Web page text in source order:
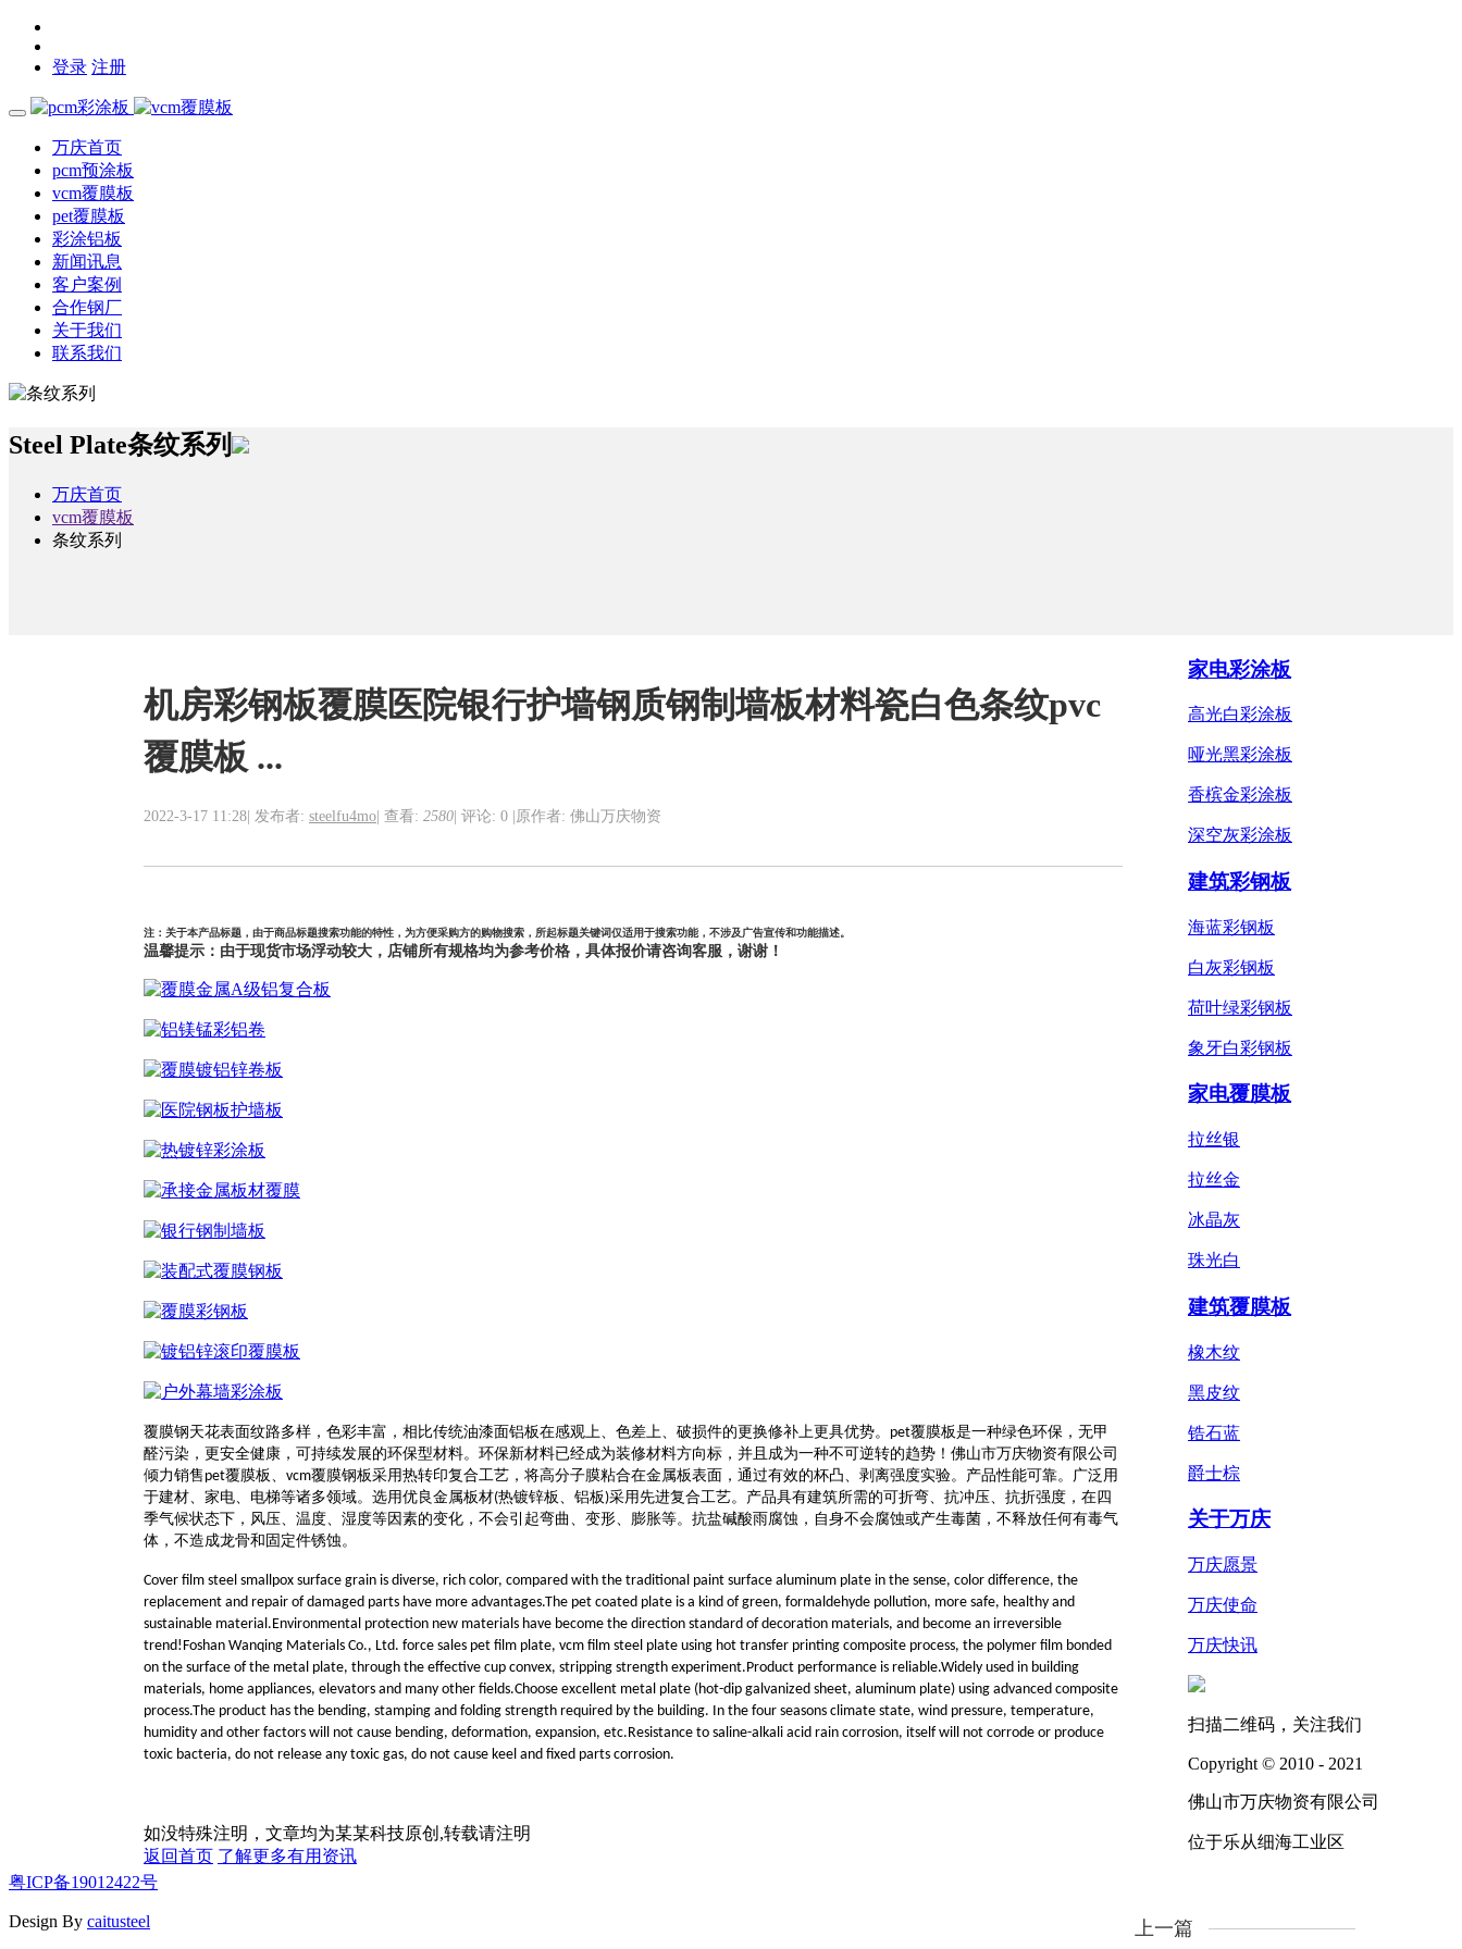
登录 注册
万庆首页
pcm预涂板
vcm覆膜板
pet覆膜板
彩涂铝板
新闻讯息
客户案例
合作钢厂
关于我们
联系我们
Steel Plate条纹系列
万庆首页
vcm覆膜板
条纹系列
机房彩钢板覆膜医院银行护墙钢质钢制墙板材料瓷白色条纹pvc
覆膜板 ...
2022-3-17 11:28 发布者: steelfu4mo 查看: 2580 评论: 0 原作者: 佛山万庆物资
注：关于本产品标题，由于商品标题搜索功能的特性，为方便采购方的购物搜索，所起标题关键词仅适用于搜索功能，不涉及广告宣传和功能描述。
温馨提示：由于现货市场浮动较大，店铺所有规格均为参考价格，具体报价请咨询客服，谢谢！
覆膜钢天花表面纹路多样，色彩丰富，相比传统油漆面铝板在感观上、色差上、破损件的更换修补上更具优势。 pet覆膜板是一种绿色环保，无甲
醛污染，更安全健康，可持续发展的环保型材料。环保新材料已经成为装修材料方向标，并且成为一种不可逆转的趋势！ 佛山市万庆物资有限公司
倾力销售pet覆膜板 vcm覆膜钢板采用热转印复合工艺，将高分子膜粘合在金属板表面，通过有效的杯凸、剥离强度实验。产品性能可靠。广泛用
于建材、家电、电梯等诸多领域。选用优良金属板材(热镀锌板、铝板 )采用先进复合工艺。产品具有建筑所需的可折弯、抗冲压、抗折强度，在四
季气候状态下，风压、温度、湿度等因素的变化，不会引起弯曲、变形、膨胀等。抗盐碱酸雨腐蚀，自身不会腐蚀或产生毒菌，不释放任何有毒气
体，不造成龙骨和固定件锈蚀 。
Cover film steel smallpox surface grain is diverse, rich color, compared with the traditional paint surface aluminum plate in the sense, color difference, the
replacement and repair of damaged parts have more advantages.The pet coated plate is a kind of green, formaldehyde pollution, more safe, healthy and
sustainable material.Environmental protection new materials have become the direction standard of decoration materials, and become an irreversible
trend!Foshan Wanqing Materials Co., Ltd. force sales pet film plate, vcm film steel plate using hot transfer printing composite process, the polymer film bonded
on the surface of the metal plate, through the effective cup convex, stripping strength experiment.Product performance is reliable.Widely used in building
materials, home appliances, elevators and many other fields.Choose excellent metal plate (hot-dip galvanized sheet, aluminum plate) using advanced composite
process.The product has the bending, stamping and folding strength required by the building. In the four seasons climate state, wind pressure, temperature,
humidity and other factors will not cause bending, deformation, expansion, etc.Resistance to saline-alkali acid rain corrosion, itself will not corrode or produce
toxic bacteria, do not release any toxic gas, do not cause keel and fixed parts corrosion.
如没特殊注明，文章均为某某科技原创,转载请注明
返回首页 了解更多有用资讯
上一篇
家电彩涂板
高光白彩涂板
哑光黑彩涂板
香槟金彩涂板
深空灰彩涂板
建筑彩钢板
海蓝彩钢板
白灰彩钢板
荷叶绿彩钢板
象牙白彩钢板
家电覆膜板
拉丝银
拉丝金
冰晶灰
珠光白
建筑覆膜板
橡木纹
黑皮纹
锆石蓝
爵士棕
关于万庆
万庆愿景
万庆使命
万庆快讯
扫描二维码，关注我们
Copyright © 2010 - 2021
佛山市万庆物资有限公司
位于乐从细海工业区
粤ICP备19012422号
Design By caitusteel